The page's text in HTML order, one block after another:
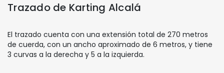
Trazado de Karting Alcalá
El trazado cuenta con una extensión total de 270 metros
de cuerda, con un ancho aproximado de 6 metros, y tiene
3 curvas a la derecha y 5 a la izquierda.